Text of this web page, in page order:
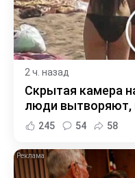
2 ч. назад
Скрытая камера
люди вытворяют,
245 54 58